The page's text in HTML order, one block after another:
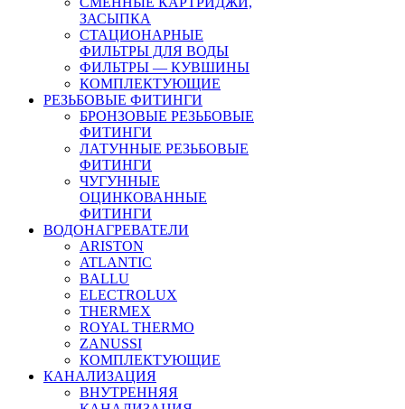
ЗАСЫПКА
СТАЦИОНАРНЫЕ
ФИЛЬТРЫ ДЛЯ ВОДЫ
ФИЛЬТРЫ — КУВШИНЫ
КОМПЛЕКТУЮЩИЕ
РЕЗЬБОВЫЕ ФИТИНГИ
БРОНЗОВЫЕ РЕЗЬБОВЫЕ
ФИТИНГИ
ЛАТУННЫЕ РЕЗЬБОВЫЕ
ФИТИНГИ
ЧУГУННЫЕ
ОЦИНКОВАННЫЕ
ФИТИНГИ
ВОДОНАГРЕВАТЕЛИ
ARISTON
ATLANTIC
BALLU
ELECTROLUX
THERMEX
ROYAL THERMO
ZANUSSI
КОМПЛЕКТУЮЩИЕ
КАНАЛИЗАЦИЯ
ВНУТРЕННЯЯ